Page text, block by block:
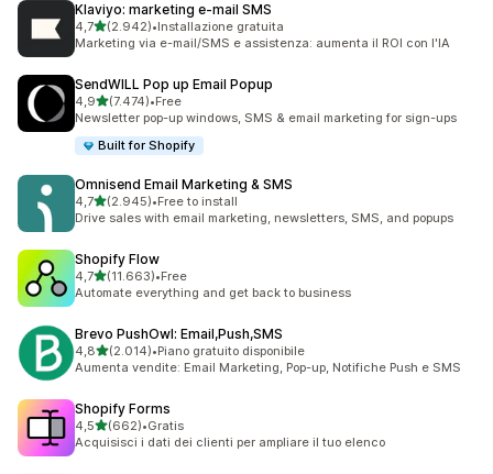
Klaviyo: marketing e‑mail SMS
4,7stelle su 5
(2.942)
2942 recensioni totali
•Installazione gratuita
Marketing via e-mail/SMS e assistenza: aumenta il ROI con l'IA
SendWILL Pop up Email Popup
4,9stelle su 5
(7.474)
7474 recensioni totali
•Free
Newsletter pop-up windows, SMS & email marketing for sign-ups
Built for Shopify
Omnisend Email Marketing & SMS
4,7stelle su 5
(2.945)
2945 recensioni totali
•Free to install
Drive sales with email marketing, newsletters, SMS, and popups
Shopify Flow
4,7stelle su 5
(11.663)
11663 recensioni totali
•Free
Automate everything and get back to business
Brevo PushOwl: Email,Push,SMS
4,8stelle su 5
(2.014)
2014 recensioni totali
•Piano gratuito disponibile
Aumenta vendite: Email Marketing, Pop-up, Notifiche Push e SMS
Shopify Forms
4,5stelle su 5
(662)
662 recensioni totali
•Gratis
Acquisisci i dati dei clienti per ampliare il tuo elenco